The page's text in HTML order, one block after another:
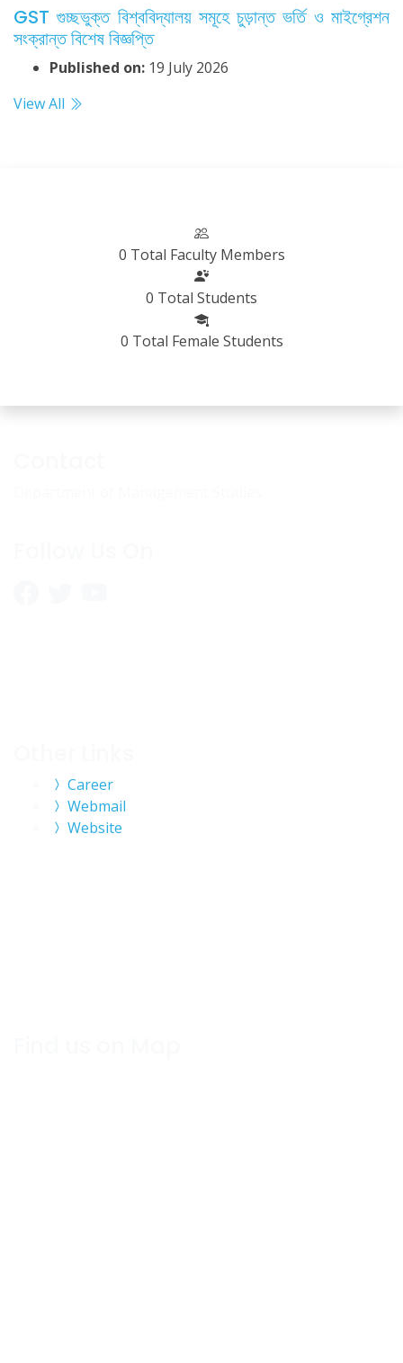
GST গুচ্ছভুক্ত বিশ্ববিদ্যালয় সমূহে চুড়ান্ত ভর্তি ও মাইগ্রেশন
সংক্রান্ত বিশেষ বিজ্ঞপ্তি
Published on: 19 July 2026
View All
0 Total Faculty Members
0 Total Students
0 Total Female Students
Career
Webmail
Website